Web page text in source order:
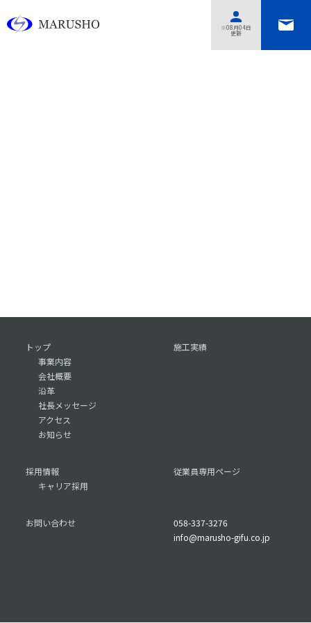
※08月04日
更新
あああああ
トップ
事業内容
会社概要
沿革
社長メッセージ
アクセス
お知らせ
施工実績
採用情報
キャリア採用
従業員専用ページ
お問い合わせ
058-337-3276
info@marusho-gifu.co.jp